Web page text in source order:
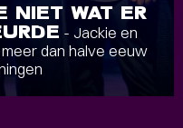
NIET WAT ER
- Jackie en
dan halve eeuw